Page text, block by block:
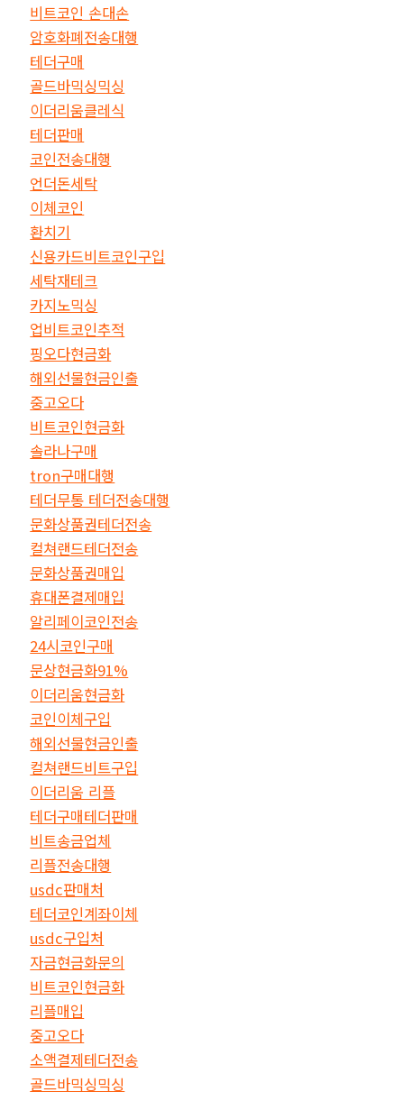
비트코인 손대손
암호화폐전송대행
테더구매
골드바믹싱믹싱
이더리움클레식
테더판매
코인전송대행
언더돈세탁
이체코인
환치기
신용카드비트코인구입
세탁재테크
카지노믹싱
업비트코인추적
핑오다현금화
해외선물현금인출
중고오다
비트코인현금화
솔라나구매
tron구매대행
테더무통 테더전송대행
문화상품권테더전송
컬쳐랜드테더전송
문화상품권매입
휴대폰결제매입
알리페이코인전송
24시코인구매
문상현금화91%
이더리움현금화
코인이체구입
해외선물현금인출
컬쳐랜드비트구입
이더리움 리플
테더구매테더판매
비트송금업체
리플전송대행
usdc판매처
테더코인계좌이체
usdc구입처
자금현금화문의
비트코인현금화
리플매입
중고오다
소액결제테더전송
골드바믹싱믹싱